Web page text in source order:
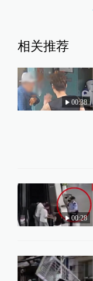
相关推荐
00:38
00:28